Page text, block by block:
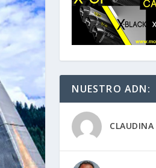
NUESTRO ADN:
CLAUDINA